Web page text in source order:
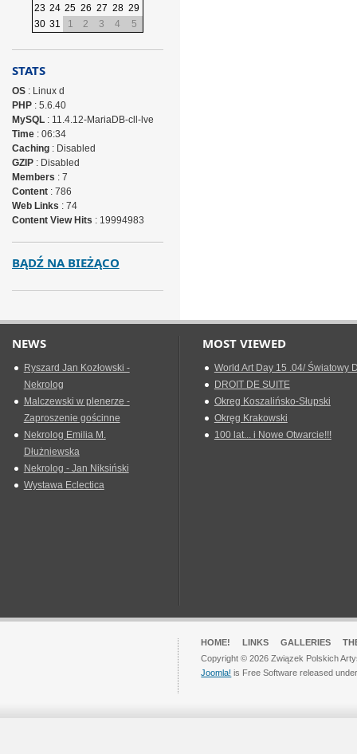
23 24 25 26 27 28 29
30 31 1 2 3 4 5
STATS
OS: Linux d
PHP: 5.6.40
MySQL: 11.4.12-MariaDB-cll-lve
Time: 06:34
Caching: Disabled
GZIP: Disabled
Members : 7
Content: 786
Web Links : 74
Content View Hits : 19994983
BĄDŹ NA BIEŻĄCO
NEWS
Ryszard Jan Kozłowski -
Nekrolog
Malczewski w plenerze -
Zaproszenie gościnne
Nekrolog Emilia M.
Dłużniewska
Nekrolog - Jan Niksiński
Wystawa Eclectica
MOST VIEWED
World Art Day 15 .04/ Światowy
DROIT DE SUITE
Okreg Koszalińsko-Słupski
Okręg Krakowski
100 lat... i Nowe Otwarcie!!!
HOME! LINKS GALLERIES
Copyright © 2026 Związek Polskich
Joomla! is Free Software released